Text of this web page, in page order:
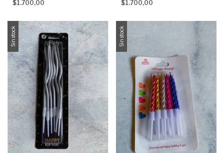
$1.700,00 $1.700,00
Sin stock Sin stock